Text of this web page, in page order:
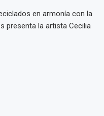
en armonía con la
presenta la artista Cecilia